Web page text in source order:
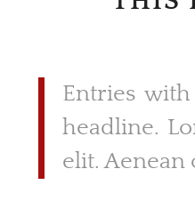
Entries
headline.
elit. Aenean